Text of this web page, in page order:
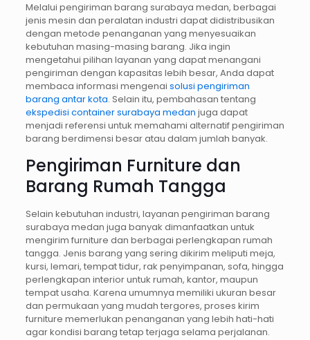
Melalui pengiriman barang surabaya medan, berbagai
jenis mesin dan peralatan industri dapat didistribusikan
dengan metode penanganan yang menyesuaikan
kebutuhan masing-masing barang. Jika ingin
mengetahui pilihan layanan yang dapat menangani
pengiriman dengan kapasitas lebih besar, Anda dapat
membaca informasi mengenai solusi pengiriman
barang antar kota. Selain itu, pembahasan tentang
ekspedisi container surabaya medan juga dapat
menjadi referensi untuk memahami alternatif pengiriman
barang berdimensi besar atau dalam jumlah banyak.
Pengiriman Furniture dan
Barang Rumah Tangga
Selain kebutuhan industri, layanan pengiriman barang
surabaya medan juga banyak dimanfaatkan untuk
mengirim furniture dan berbagai perlengkapan rumah
tangga. Jenis barang yang sering dikirim meliputi meja,
kursi, lemari, tempat tidur, rak penyimpanan, sofa, hingga
perlengkapan interior untuk rumah, kantor, maupun
tempat usaha. Karena umumnya memiliki ukuran besar
dan permukaan yang mudah tergores, proses kirim
furniture memerlukan penanganan yang lebih hati-hati
agar kondisi barang tetap terjaga selama perjalanan.